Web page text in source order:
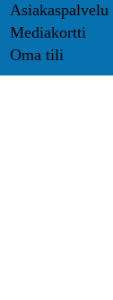
Asiakaspalvelu
Mediakortti
Oma tili